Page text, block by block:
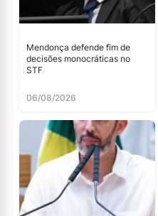
Mendonça defende fim de
decisões monocráticas no
STF
06/08/2026